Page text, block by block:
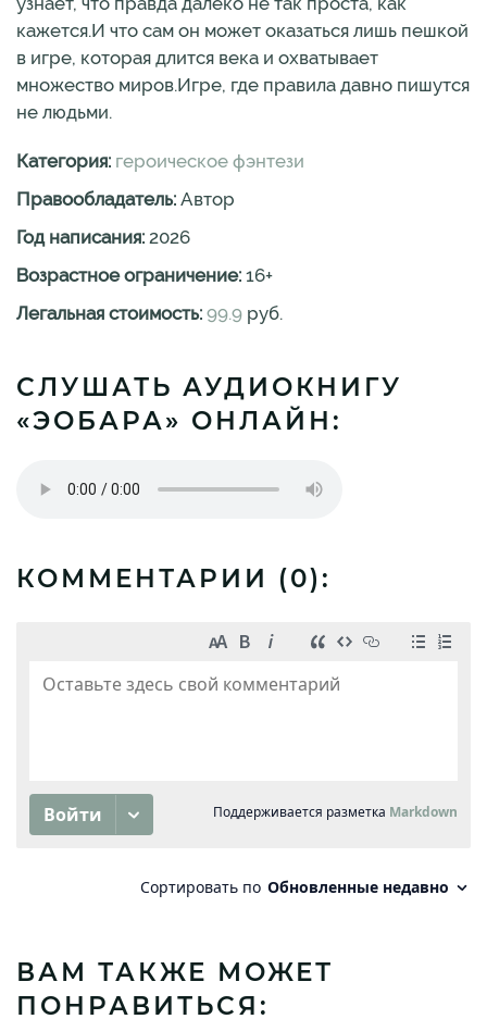
кажется.И что сам он может оказаться лишь пешкой
в игре, которая длится века и охватывает
множество миров.Игре, где правила давно пишутся
не людьми.
Категория: героическое фэнтези
Правообладатель: Автор
Год написания: 2026
Возрастное ограничение: 16+
Легальная стоимость: 99.9 руб.
СЛУШАТЬ АУДИОКНИГУ
«ЭОБАРА» ОНЛАЙН:
КОММЕНТАРИИ (0):
ВАМ ТАКЖЕ МОЖЕТ
ПОНРАВИТЬСЯ: